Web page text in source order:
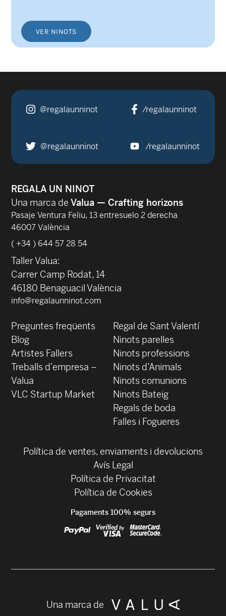
VER NINOTS
@regalaunninot /regalaunninot
@regalaunninot /regalaunninot
REGALA UN NINOT
Una marca de Valua — Crafting horizons
Pasaje Ventura Feliu, 13 entresuelo 2 derecha
46007 València
( +34 ) 644 57 28 54
Taller Valua:
Carrer Camp Rodat, 14
46180 Benaguacil València
info@regalaunninot.com
Preguntes freqüents
Blog
‍Artistes Fallers
Treballs d’empresa –
Valua
VLC Startup Market
Regal de Sant Valentí
Ninots parelles
Ninots professions
Ninots d’Animals
Ninots comunions
Ninots Bateig
Regals de boda
Falles i Fogueres
Política de ventes, enviaments i devolucions
Avís Legal
Política de Privacitat
Política de Cookies
Pagaments 100% segurs
Una marca de